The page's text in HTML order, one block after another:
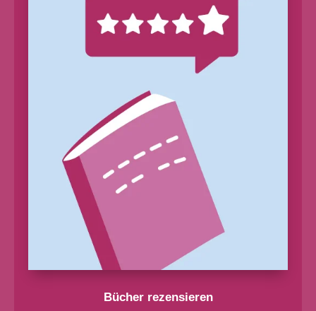
Bücher rezensieren